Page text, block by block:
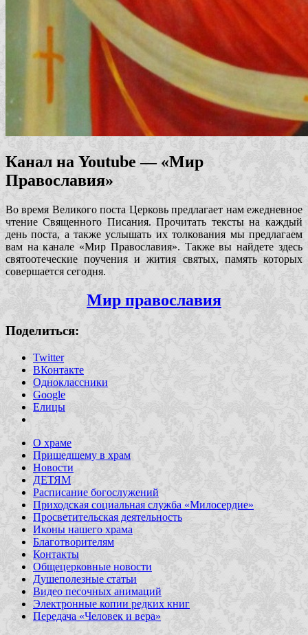
Канал на Youtube — «Мир
Православия»
Во время Великого поста Церковь предлагает нам ежедневное
чтение Священного Писания. Прочитать тексты на каждый
день поста, а также услышать их толкования мы предлагаем
вам на канале «Мир Православия». Также вы найдете здесь
святоотеческие поучения ижития святых, память которых
совершается сегодня.
Мир православия
Поделиться:
Twitter
ВКонтакте
Одноклассники
Google
Елицы
О храме
Пришедшему в храм
Новости
ДЕТЯМ
Расписание богослужений
Приходская социальная служба «Милосердие»
Просветительская деятельность
Иконы нашего храма
Благотворителям
Контакты
Общецерковные новости
Душеполезные статьи
Видео песочных анимаций
Электронные копии редких книг
Передача «Человек и вера»